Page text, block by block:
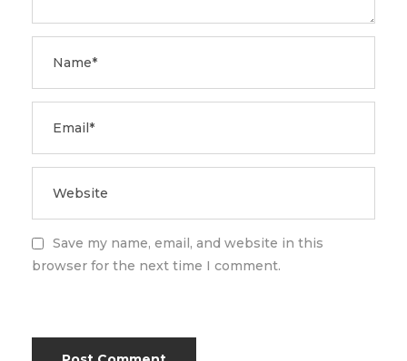
Save my name, email, and website in this
browser for the next time I comment.